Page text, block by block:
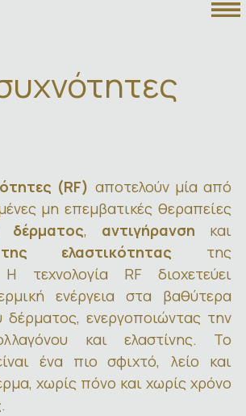
(RF) αποτελούν μία από
μη επεμβατικές θεραπείες
δέρματος, αντιγήρανση και
ελαστικότητας της
Η τεχνολογία RF διοχετεύει
ενέργεια στα βαθύτερα
ενεργοποιώντας την
και ελαστίνης. Το
ένα πιο σφιχτό, λείο και
χωρίς πόνο και χωρίς χρόνο